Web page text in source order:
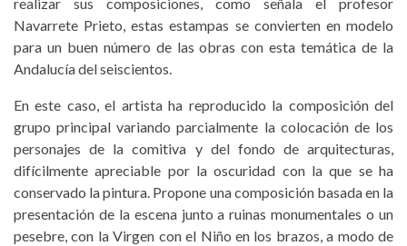
realizar sus composiciones, como señala el profesor
Navarrete Prieto, estas estampas se convierten en modelo
para un buen número de las obras con esta temática de la
Andalucía del seiscientos.
En este caso, el artista ha reproducido la composición del
grupo principal variando parcialmente la colocación de los
personajes de la comitiva y del fondo de arquitecturas,
difícilmente apreciable por la oscuridad con la que se ha
conservado la pintura. Propone una composición basada en la
presentación de la escena junto a ruinas monumentales o un
pesebre, con la Virgen con el Niño en los brazos, a modo de